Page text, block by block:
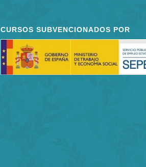
CURSOS SUBVENCIONADOS POR